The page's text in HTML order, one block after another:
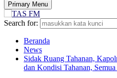
Primary Menu
Search for:
Beranda
News
Sidak Ruang Tahanan,
dan Kondisi Tahanan,